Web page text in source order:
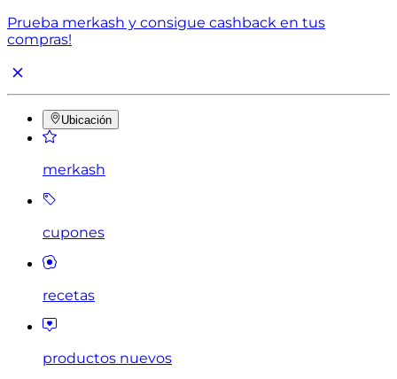
Prueba merkash y consigue cashback en tus
compras!
Ubicación
merkash
cupones
recetas
productos nuevos